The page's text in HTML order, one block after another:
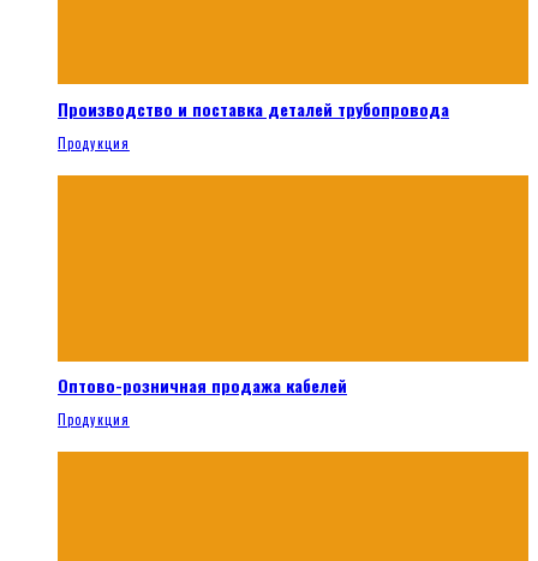
Производство и поставка деталей трубопровода
Продукция
Оптово-розничная продажа кабелей
Продукция